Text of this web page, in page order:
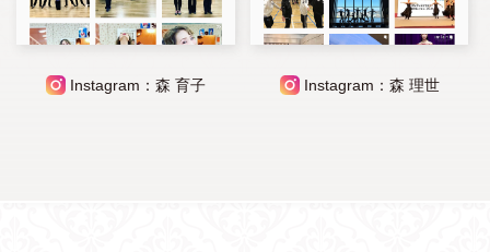
Instagram：森 育子 Instagram：森 理世